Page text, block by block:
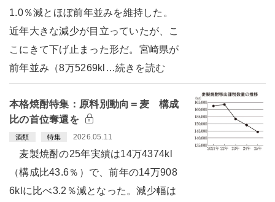
1.0％減とほぼ前年並みを維持した。
近年大きな減少が目立っていたが、こ
こにきて下げ止まった形だ。宮崎県が
前年並み（8万5269kl…続きを読む
本格焼酎特集：原料別動向＝麦 構成
比の首位奪還を
酒類 特集 2026.05.11
麦製焼酎の25年実績は14万4374kl
（構成比43.6％）で、前年の14万908
6klに比べ3.2％減となった。減少幅は